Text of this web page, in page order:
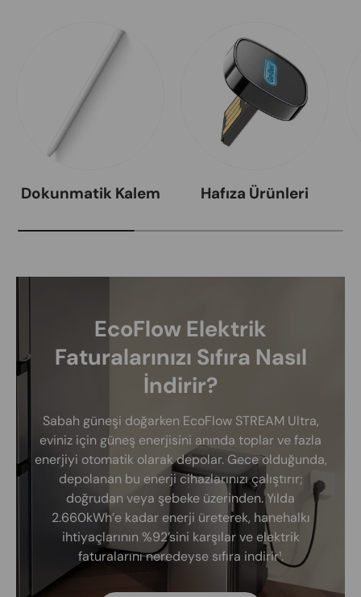
Dokunmatik Kalem Hafıza Ürünleri
EcoFlow Elektrik
Faturalarınızı Sıfıra Nasıl
İndirir?
Sabah güneşi doğarken EcoFlow STREAM Ultra,
eviniz için güneş enerjisini anında toplar ve fazla
enerjiyi otomatik olarak depolar. Gece olduğunda,
depolanan bu enerji cihazlarınızı çalıştırır;
doğrudan veya şebeke üzerinden. Yılda
2.660kWh’e kadar enerji üreterek, hanehalkı
ihtiyaçlarının %92’sini karşılar ve elektrik
faturalarını neredeyse sıfıra indirir¹.